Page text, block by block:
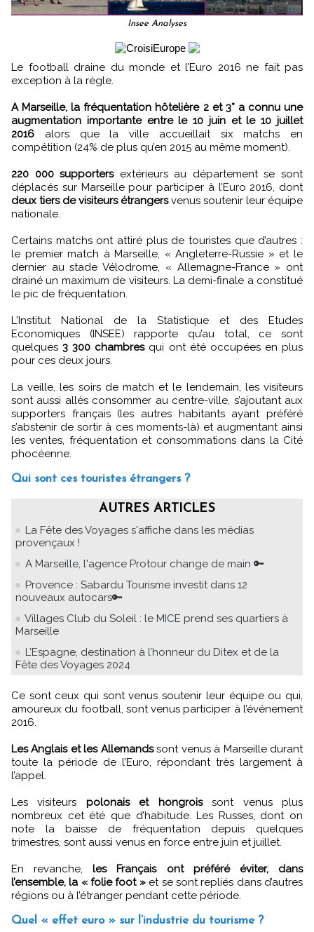
Insee Analyses
Le football draine du monde et l’Euro 2016 ne fait pas
exception à la règle.
A Marseille, la fréquentation hôtelière 2 et 3* a connu une
augmentation importante entre le 10 juin et le 10 juillet
2016 alors que la ville accueillait six matchs en
compétition (24% de plus qu’en 2015 au même moment).
220 000 supportersextérieurs au département se sont
déplacés sur Marseille pour participer à l’Euro 2016, dont
deux tiers de visiteurs étrangersvenus soutenir leur équipe
nationale.
Certains matchs ont attiré plus de touristes que d’autres :
le premier match à Marseille, « Angleterre-Russie » et le
dernier au stade Vélodrome, « Allemagne-France » ont
drainé un maximum de visiteurs. La demi-finale a constitué
le pic de fréquentation.
L'Institut National de la Statistique et des Etudes
Economiques (INSEE) rapporte qu’au total, ce sont
quelques3 300 chambresqui ont été occupées en plus
pour ces deux jours.
La veille, les soirs de match et le lendemain, les visiteurs
sont aussi allés consommer au centre-ville, s’ajoutant aux
supporters français (les autres habitants ayant préféré
s’abstenir de sortir à ces moments-là) et augmentant ainsi
les ventes, fréquentation et consommations dans la Cité
phocéenne.
Qui sont ces touristes étrangers ?
AUTRES ARTICLES
La Fête des Voyages s'affiche dans les médias
provençaux !
A Marseille, l'agence Protour change de main 🔑
Provence : Sabardu Tourisme investit dans 12
nouveaux autocars🔑
Villages Club du Soleil : le MICE prend ses quartiers à
Marseille
L’Espagne, destination à l’honneur du Ditex et de la
Fête des Voyages 2024
Ce sont ceux qui sont venus soutenir leur équipe ou qui,
amoureux du football, sont venus participer à l’événement
2016.
Les Anglais et les Allemandssont venus à Marseille durant
toute la période de l’Euro, répondant très largement à
l’appel.
Les visiteurs polonais et hongroissont venus plus
nombreux cet été que d’habitude. Les Russes, dont on
note la baisse de fréquentation depuis quelques
trimestres, sont aussi venus en force entre juin et juillet.
En revanche, les Français ont préféré éviter, dans
l’ensemble, la « folie foot »et se sont repliés dans d’autres
régions ou à l’étranger pendant cette période.
Quel « effet euro » sur l’industrie du tourisme ?